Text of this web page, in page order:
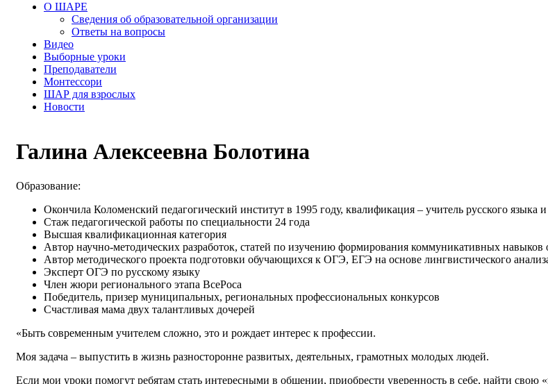
О ШАРЕ
Сведения об образовательной организации
Ответы на вопросы
Видео
Выборные уроки
Преподаватели
Монтессори
ШАР для взрослых
Новости
Галина Алексеевна Болотина
Образование:
Окончила Коломенский педагогический институт в 1995 году, квалификация – учитель русского языка
Стаж педагогической работы по специальности 24 года
Высшая квалификационная категория
Автор научно-методических разработок, статей по изучению формирования коммуникативных
Автор методического проекта подготовки обучающихся к ОГЭ, ЕГЭ на основе лингвистического
Эксперт ОГЭ по русскому языку
Член жюри регионального этапа ВсеРоса
Победитель, призер муниципальных, региональных профессиональных конкурсов
Счастливая мама двух талантливых дочерей
«Быть современным учителем сложно, это и рождает интерес к профессии.
Моя задача – выпустить в жизнь разносторонне развитых, деятельных, грамотных молодых людей.
Если мои уроки помогут ребятам стать интересными в общении, приобрести уверенность в себе, найти свою